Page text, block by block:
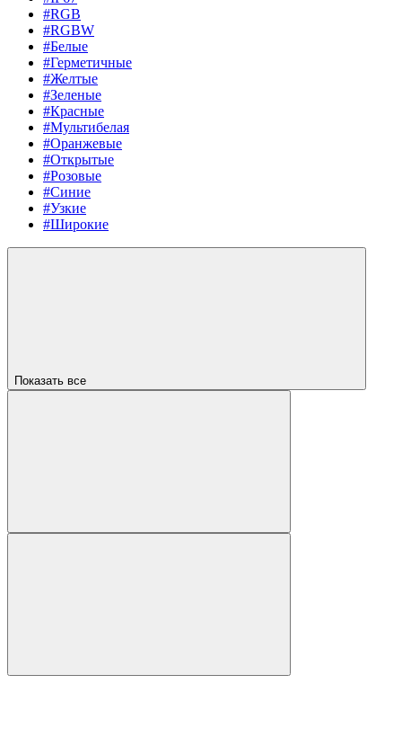
#RGB
#RGBW
#Белые
#Герметичные
#Желтые
#Зеленые
#Красные
#Мультибелая
#Оранжевые
#Открытые
#Розовые
#Синие
#Узкие
#Широкие
Показать все